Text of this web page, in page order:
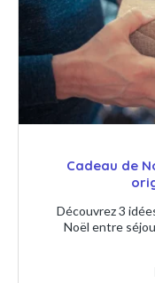
Cadeau de
Découvrez 3
Noël entre